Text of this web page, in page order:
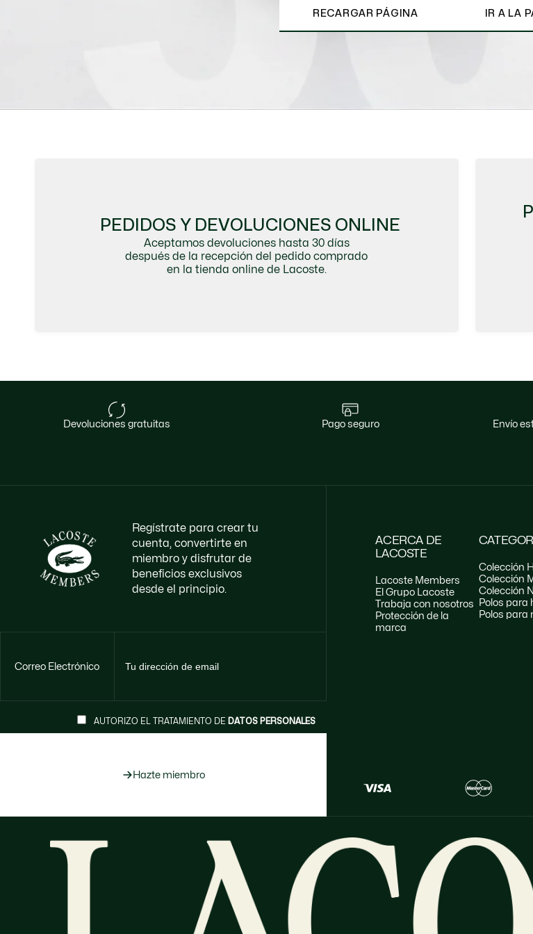
RECARGAR PÁGINA IR A LA
PEDIDOS Y DEVOLUCIONES ONLINE
Aceptamos devoluciones hasta 30 días
después de la recepción del pedido comprado
en la tienda online de Lacoste.
devoluciones gratuitas pago seguro envío
Regístrate para crear tu
cuenta, convertirte en
miembro y disfrutar de
beneficios exclusivos
desde el principio.
Correo Electrónico
AUTORIZO EL TRATAMIENTO DE DATOS PERSONALES
Hazte miembro
Colección
Colección
Colección
Polos para
Polos para
ACERCA DE
LACOSTE
Protección de la
marca
Trabaja con nosotros
El Grupo Lacoste
Lacoste Members